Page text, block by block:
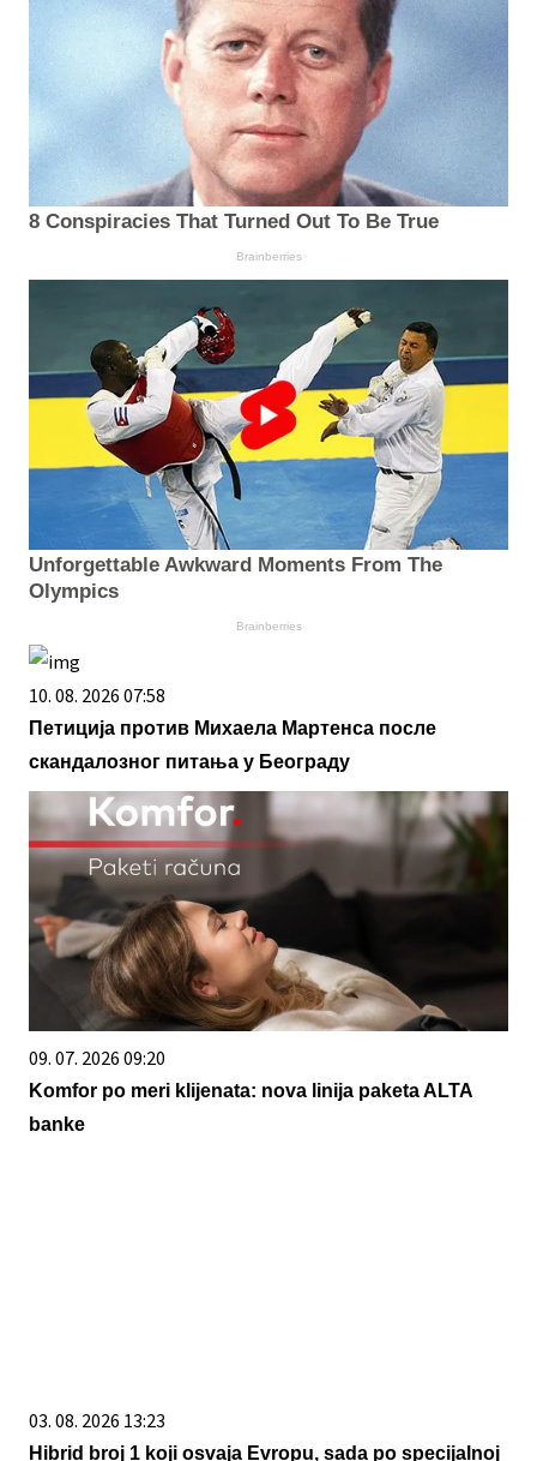
8 Conspiracies That Turned Out To Be True
Brainberries
Unforgettable Awkward Moments From The
Olympics
Brainberries
10. 08. 2026 07:58
Петиција против Михаела Мартенса после
скандалозног питања у Београду
09. 07. 2026 09:20
Komfor po meri klijenata: nova linija paketa ALTA
banke
03. 08. 2026 13:23
Hibrid broj 1 koji osvaja Evropu, sada po specijalnoj